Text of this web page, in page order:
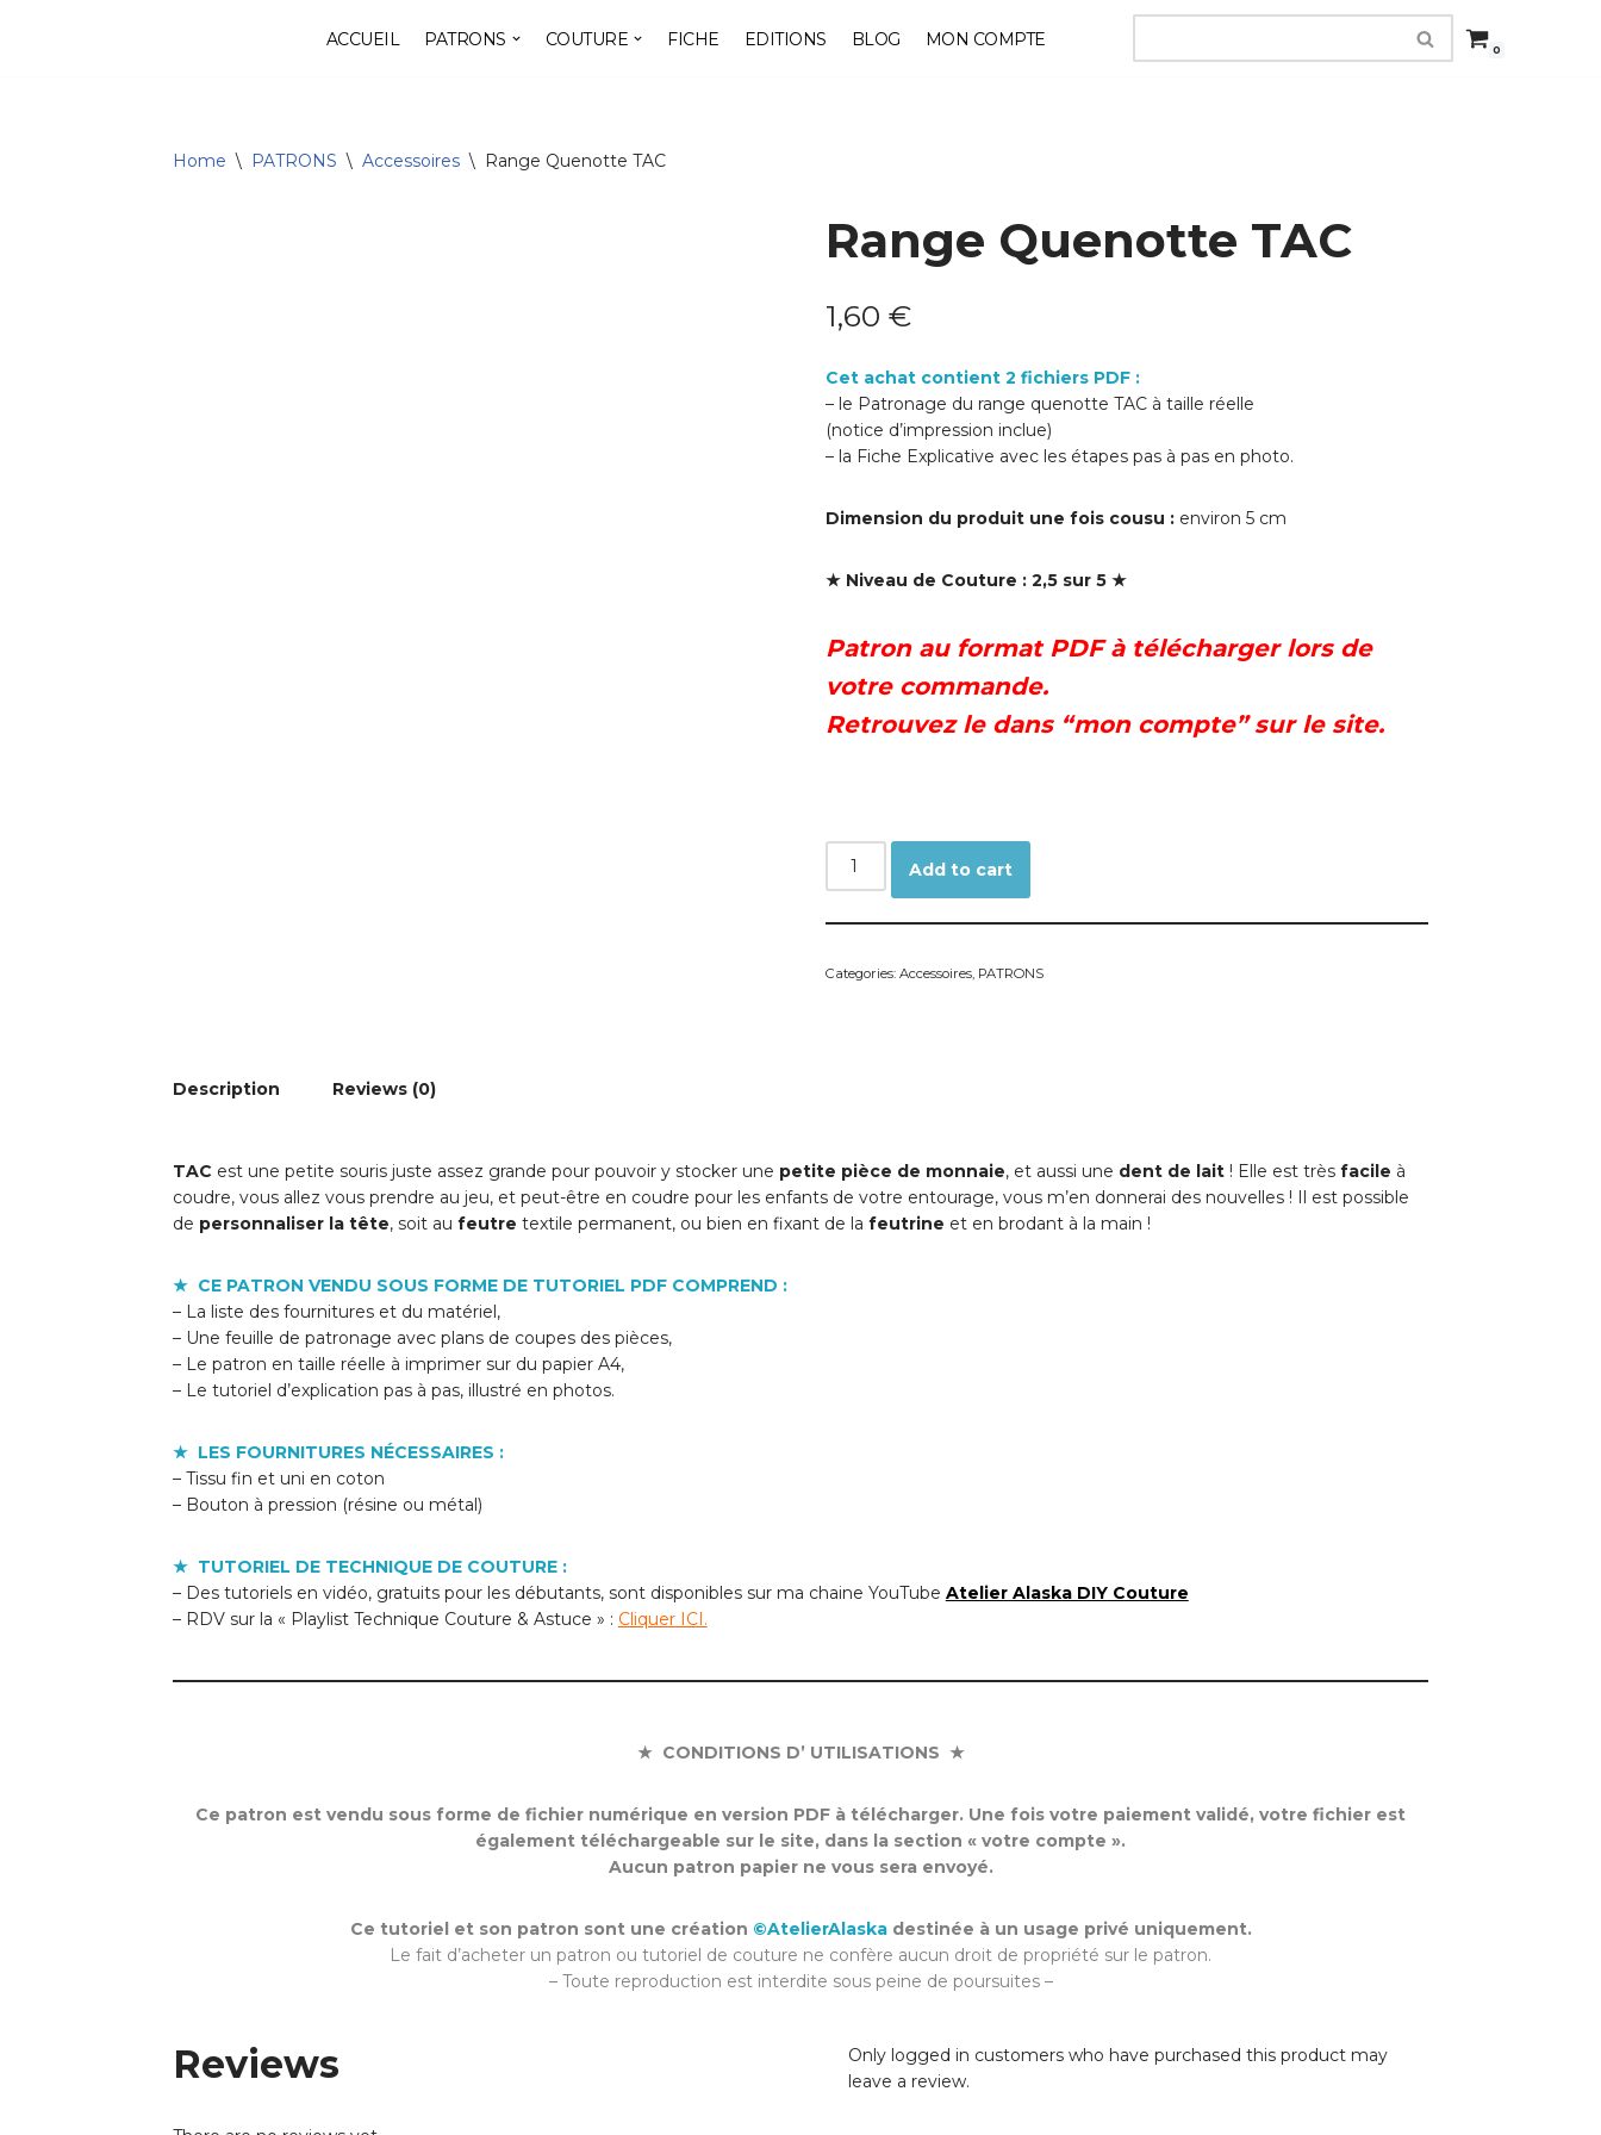
ACCUEIL PATRONS COUTURE FICHE EDITIONS BLOG MON COMPTE
0
Home \ PATRONS \ Accessoires \ Range Quenotte TAC
Range Quenotte TAC
1,60€
Cet achat contient 2 fichiers PDF :
– le Patronage du range quenotte TAC à taille réelle
(notice d’impression inclue)
– la Fiche Explicative avec les étapes pas à pas en photo.
Dimension du produit une fois cousu : environ 5 cm
★ Niveau de Couture : 2,5 sur 5 ★
Patron au format PDF à télécharger lors de
votre commande.
Retrouvez le dans “mon compte” sur le site.
Add to cart
Categories:Accessoires, PATRONS
Description Reviews (0)
TAC est une petite souris juste assez grande pour pouvoir y stocker une petite pièce de monnaie, et aussi une dent de lait! Elle est très facile à
coudre, vous allez vous prendre au jeu, et peut-être en coudre pour les enfants de votre entourage, vous m’en donnerai des nouvelles ! Il est possible
de personnaliser la tête, soit au feutre textile permanent, ou bien en fixant de la feutrine et en brodant à la main !
★ CE PATRON VENDU SOUS FORME DE TUTORIEL PDF COMPREND :
– La liste des fournitures et du matériel,
– Une feuille de patronage avec plans de coupes des pièces,
– Le patron en taille réelle à imprimer sur du papier A4,
– Le tutoriel d’explication pas à pas, illustré en photos.
★ LES FOURNITURES NÉCESSAIRES :
– Tissu fin et uni en coton
– Bouton à pression (résine ou métal)
★ TUTORIEL DE TECHNIQUE DE COUTURE :
– Des tutoriels en vidéo, gratuits pour les débutants, sont disponibles sur ma chaine YouTube Atelier Alaska DIY Couture
– RDV sur la « Playlist Technique Couture & Astuce » : Cliquer ICI.
★ CONDITIONS D’ UTILISATIONS ★
Ce patron est vendu sous forme de fichier numérique en version PDF à télécharger. Une fois votre paiement validé, votre fichier est
également téléchargeable sur le site, dans la section « votre compte ».
Aucun patron papier ne vous sera envoyé.
Ce tutoriel et son patron sont une création ©AtelierAlaska destinée à un usage privé uniquement.
Le fait d’acheter un patron ou tutoriel de couture ne confère aucun droit de propriété sur le patron.
– Toute reproduction est interdite sous peine de poursuites –
Reviews
Only logged in customers who have purchased this product may
leave a review.